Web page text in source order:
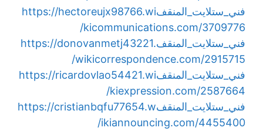
فني_ستلايت_المنقفhttps://hectoreujx98766.wi
kicommunications.com/3709776/
فني_ستلايت_المنقفhttps://donovanmetj43221.
wikicorrespondence.com/2915715/
فني_ستلايت_المنقفhttps://ricardovlao54421.wi
kiexpression.com/2587664/
فني_ستلايت_المنقفhttps://cristianbqfu77654.w
ikiannouncing.com/4455400/